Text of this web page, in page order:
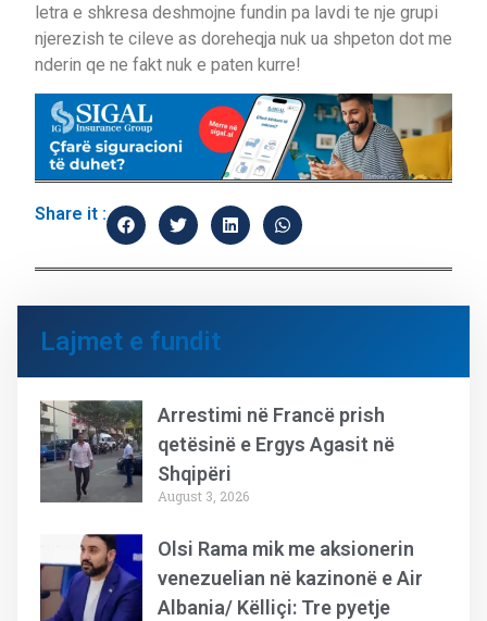
letra e shkresa deshmojne fundin pa lavdi te nje grupi
njerezish te cileve as doreheqja nuk ua shpeton dot me
nderin qe ne fakt nuk e paten kurre!
Share it :
Lajmet e fundit
Arrestimi në Francë prish
qetësinë e Ergys Agasit në
Shqipëri
August 3, 2026
Olsi Rama mik me aksionerin
venezuelian në kazinonë e Air
Albania/ Këlliçi: Tre pyetje